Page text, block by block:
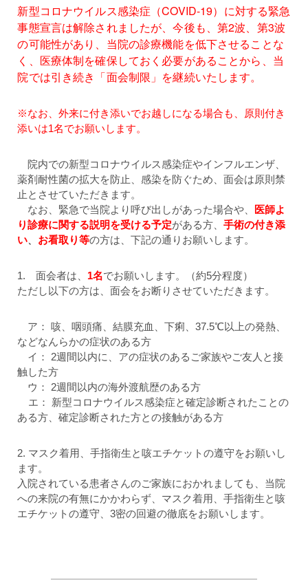
新型コロナウイルス感染症（COVID-19）に対する緊急
事態宣言は解除されましたが、今後も、第2波、第3波
の可能性があり、当院の診療機能を低下させることな
く、医療体制を確保しておく必要があることから、 当
院では引き続き「面会制限」を継続いたします。
※なお、外来に付き添いでお越しになる場合も、原則付き
添いは1名でお願いします。
院内での新型コロナウイルス感染症やインフルエンザ、
薬剤耐性菌の拡大を防止、感染を防ぐため、面会は原則禁
止とさせていただきます。
なお、緊急で当院より呼び出しがあった場合や、 医師よ
り診療に関する説明を受ける予定がある方、手術の付き添
い、 お看取り等の方は、下記の通りお願いします。
1. 面会者は、 1名でお願いします。（約5分程度）
ただし以下の方は、面会をお断りさせていただきます。
ア： 咳、咽頭痛、結膜充血、下痢、37.5℃以上の発熱、
などなんらかの症状のある方
イ： 2週間以内に、アの症状のあるご家族やご友人と接
触した方
ウ： 2週間以内の海外渡航歴のある方
エ： 新型コロナウイルス感染症と確定診断されたことの
ある方、確定診断された方との接触がある方
2. マスク着用、手指衛生と咳エチケットの遵守をお願いし
ます。
入院されている患者さんのご家族におかれましても、当院
への来院の有無にかかわらず、マスク着用、手指衛生と咳
エチケットの遵守、3密の回避の徹底をお願いします。